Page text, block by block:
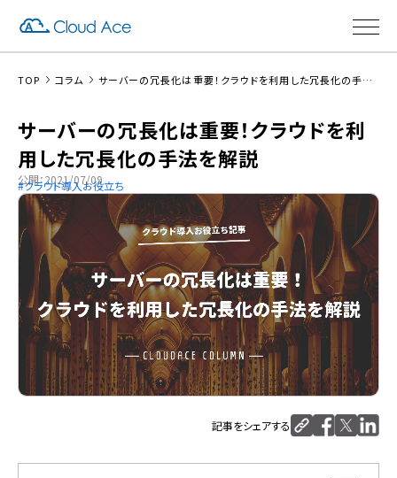
TOP コラム サーバーの冗長化は重要！クラウドを利用した冗長化の手法を解説
サーバーの冗長化は重要！クラウドを利
用した冗長化の手法を解説
公開：2021/07/09
クラウド導入お役立ち
記事をシェアする